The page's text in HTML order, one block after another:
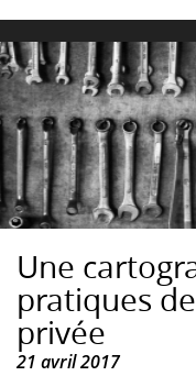
Une
pratiques
privée
21 avril 2017